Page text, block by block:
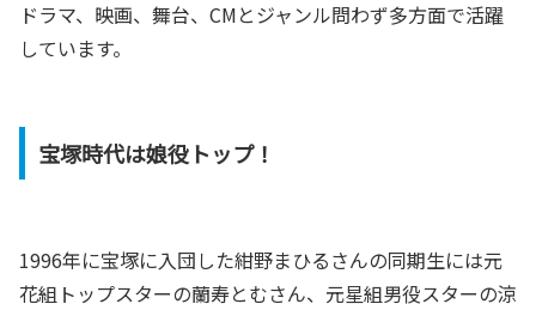
ドラマ、映画、舞台、CMとジャンル問わず多方面で活躍
しています。
宝塚時代は娘役トップ！
1996年に宝塚に入団した紺野まひるさんの同期生には元
花組トップスターの蘭寿とむさん、元星組男役スターの涼